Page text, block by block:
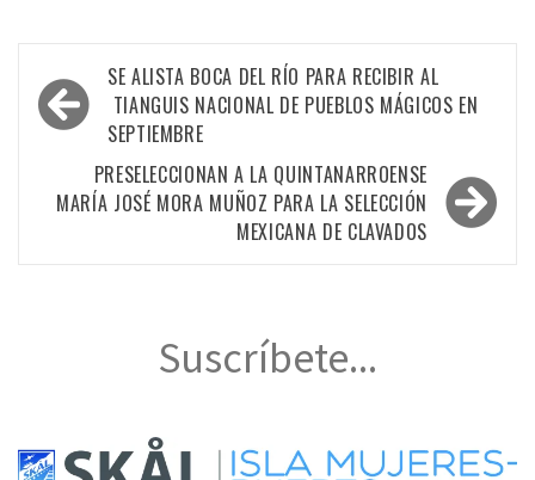
Navegación
de
entradas
SE ALISTA BOCA DEL RÍO PARA RECIBIR AL
TIANGUIS NACIONAL DE PUEBLOS MÁGICOS EN
SEPTIEMBRE
PRESELECCIONAN A LA QUINTANARROENSE
MARÍA JOSÉ MORA MUÑOZ PARA LA SELECCIÓN
MEXICANA DE CLAVADOS
Suscríbete...